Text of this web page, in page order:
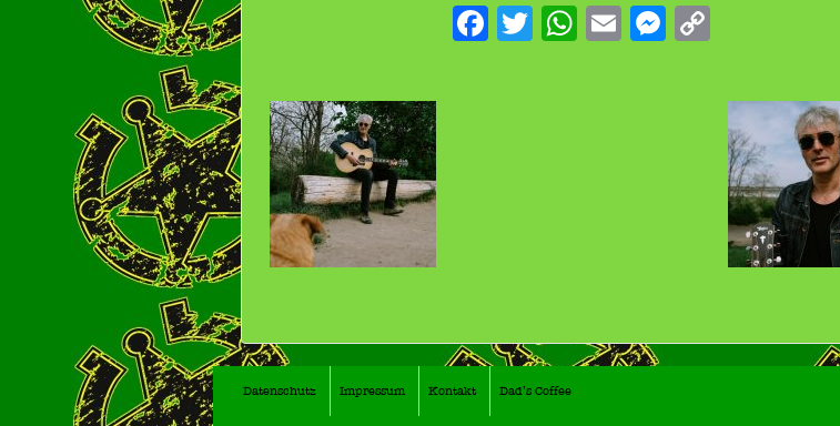
Facebook
Twitter
WhatsApp
EmailMessenger
Datenschutz Impressum Kontakt Dad’s Coffee